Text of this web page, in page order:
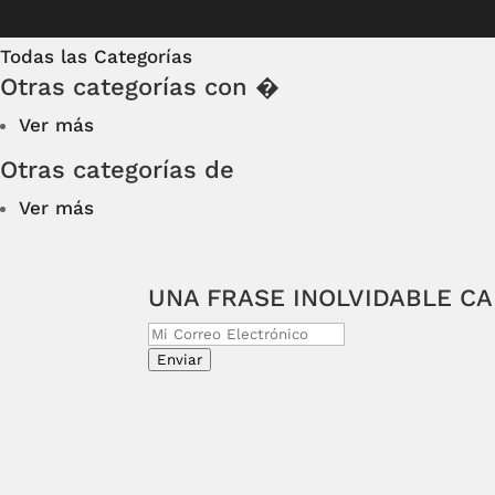
Todas las Categorías
Otras categorías con �
Ver más
Otras categorías de
Ver más
UNA FRASE INOLVIDABLE
Enviar